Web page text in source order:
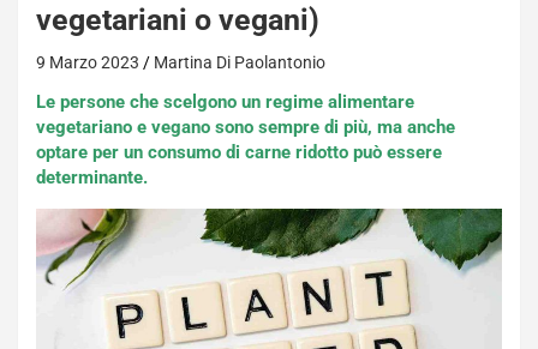
vegetariani o vegani)
9 Marzo 2023 Martina Di Paolantonio
Le persone che scelgono un regime alimentare
vegetariano e vegano sono sempre di più, ma anche
optare per un consumo di carne ridotto può essere
determinante.